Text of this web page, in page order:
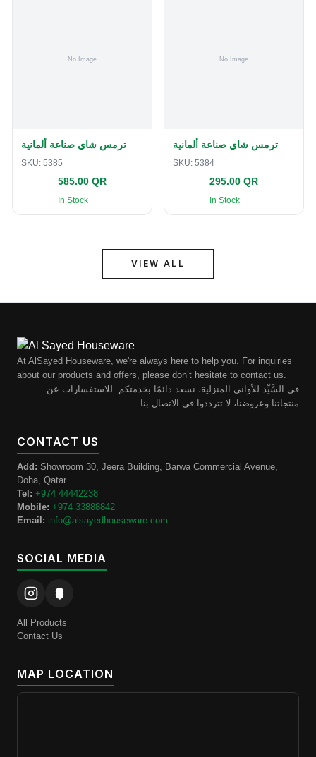
ترمس شاي صناعة ألمانية
SKU: 5385
585.00 QR
In Stock
ترمس شاي صناعة ألمانية
SKU: 5384
295.00 QR
In Stock
VIEW ALL
At AlSayed Houseware, we're always here to help you. For inquiries
about our products and offers, please don’t hesitate to contact us.
في السَّيِّد للأواني المنزلية، نسعد دائمًا بخدمتكم. للاستفسارات عن
منتجاتنا وعروضنا، لا تترددوا في الاتصال بنا.
CONTACT US
Add: Showroom 30, Jeera Building, Barwa Commercial Avenue,
Doha, Qatar
Tel: +974 44442238
Mobile: +974 33888842
Email: info@alsayedhouseware.com
SOCIAL MEDIA
All Products
Contact Us
MAP LOCATION